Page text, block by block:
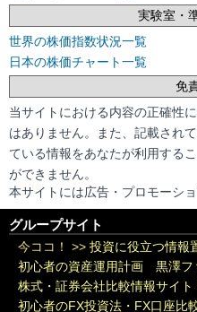
実験室・
世界の株価指数状況一覧
日本の株価チャート一覧
免
当サイトにおける内容の正確性
はありません。また、記載され
ている情報をあなたが利用する
ができません。
本サイトには広告・プロモーシ
グループサイト
今ココ！ >> 投資に役立つ情報
初心者の資産運用計画 黒澤フ
株式・証券会社比較情報サイ
初心者のFX投資法・FX口座比